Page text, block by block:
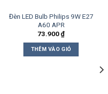
Đèn LED Bulb Philips 9W E27
A60 APR
73.900₫
THÊM VÀO GIỎ